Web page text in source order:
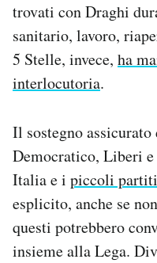
Esci
trovati con Draghi
sanitario, lavoro,
5 Stelle, invece, ha
interlocutoria.
Il sostegno
Democratico, Liberi
Italia e i piccoli partiti
esplicito, anche se
questi potrebbero
insieme alla Lega.